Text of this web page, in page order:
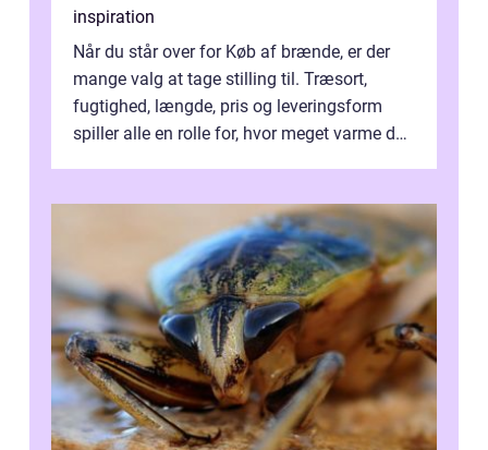
inspiration
Når du står over for Køb af brænde, er der
mange valg at tage stilling til. Træsort,
fugtighed, længde, pris og leveringsform
spiller alle en rolle for, hvor meget varme du